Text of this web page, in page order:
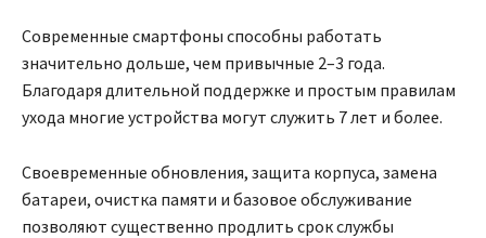
Современные смартфоны способны работать
значительно дольше, чем привычные 2–3 года.
Благодаря длительной поддержке и простым правилам
ухода многие устройства могут служить 7 лет и более.
Своевременные обновления, защита корпуса, замена
батареи, очистка памяти и базовое обслуживание
позволяют существенно продлить срок службы